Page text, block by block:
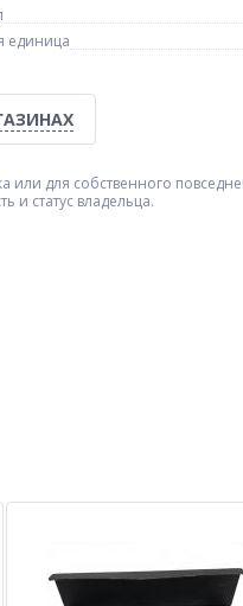
единица
или для собственного
и статус владельца.